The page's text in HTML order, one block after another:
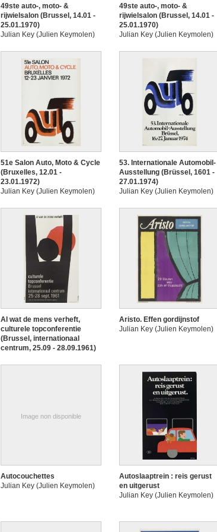
49ste auto-, moto- &
rijwielsalon (Brussel, 14.01 -
25.01.1970)
Julian Key (Julien Keymolen)
49ste auto-, moto- &
rijwielsalon (Brussel, 14.01 -
25.01.1970)
Julian Key (Julien Keymolen)
51e Salon Auto, Moto & Cycle
(Bruxelles, 12.01 -
23.01.1972)
Julian Key (Julien Keymolen)
53. Internationale Automobil-
Ausstellung (Brüssel, 1601 -
27.01.1974)
Julian Key (Julien Keymolen)
Al wat de mens verheft,
culturele topconferentie
(Brussel, internationaal
centrum, 25.09 - 28.09.1961)
Aristo. Effen gordijnstof
Julian Key (Julien Keymolen)
Image non disponible
Autocouchettes
Julian Key (Julien Keymolen)
Autoslaaptrein : reis gerust
en uitgerust
Julian Key (Julien Keymolen)